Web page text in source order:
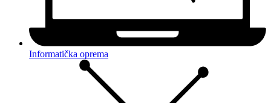
Informatička oprema